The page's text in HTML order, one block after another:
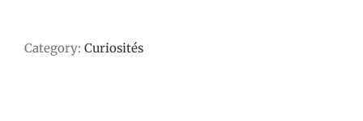
Category: Curiosités